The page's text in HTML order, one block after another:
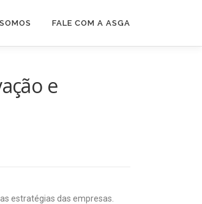
FALE COM A ASGA
e
estratégias das empresas.